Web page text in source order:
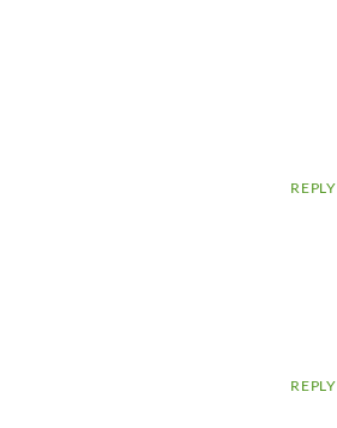
REPLY
REPLY